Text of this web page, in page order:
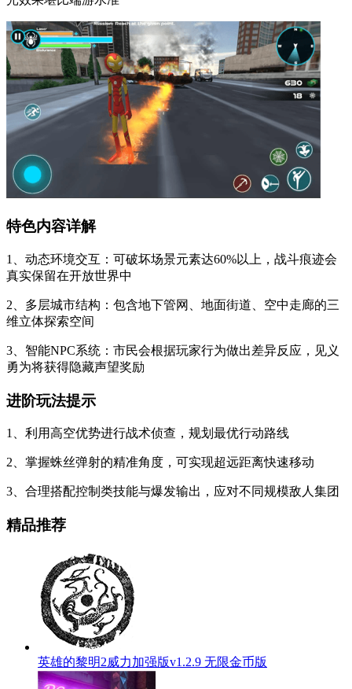
特色内容详解
1、动态环境交互：可破坏场景元素达60%以上，战斗痕迹会
真实保留在开放世界中
2、多层城市结构：包含地下管网、地面街道、空中走廊的三
维立体探索空间
3、智能NPC系统：市民会根据玩家行为做出差异反应，见义
勇为将获得隐藏声望奖励
进阶玩法提示
1、利用高空优势进行战术侦查，规划最优行动路线
2、掌握蛛丝弹射的精准角度，可实现超远距离快速移动
3、合理搭配控制类技能与爆发输出，应对不同规模敌人集团
精品推荐
英雄的黎明2威力加强版v1.2.9 无限金币版